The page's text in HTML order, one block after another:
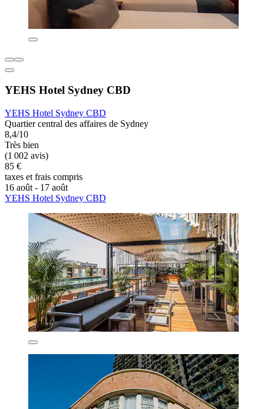
YEHS Hotel Sydney CBD
YEHS Hotel Sydney CBD
Quartier central des affaires de Sydney
8,4/10
Très bien
(1 002 avis)
85 €
taxes et frais compris
16 août - 17 août
YEHS Hotel Sydney CBD